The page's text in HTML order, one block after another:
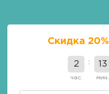
Скидка 20%
2
час.
13
мин.